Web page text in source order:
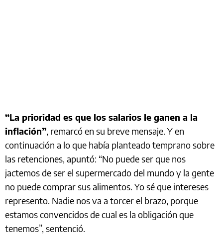
“La prioridad es que los salarios le ganen a la
inflación”, remarcó en su breve mensaje. Y en
continuación a lo que había planteado temprano sobre
las retenciones, apuntó: “No puede ser que nos
jactemos de ser el supermercado del mundo y la gente
no puede comprar sus alimentos. Yo sé que intereses
represento. Nadie nos va a torcer el brazo, porque
estamos convencidos de cual es la obligación que
tenemos”, sentenció.